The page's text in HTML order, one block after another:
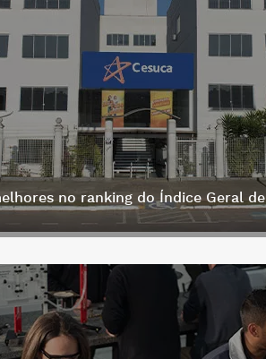
no ranking do Índice Geral de